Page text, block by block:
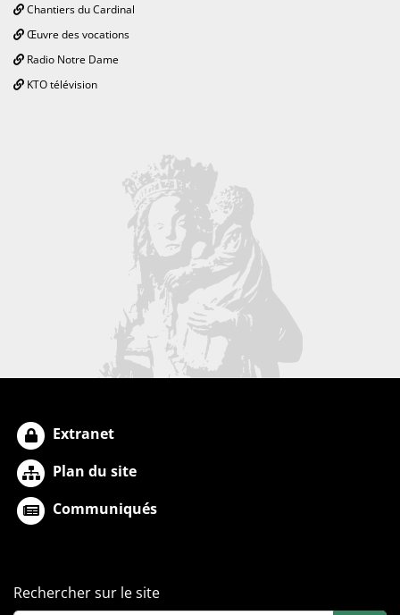
Chantiers du Cardinal
Œuvre des vocations
Radio Notre Dame
KTO télévision
Extranet
Plan du site
Communiqués
Rechercher sur le site